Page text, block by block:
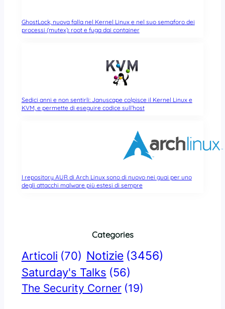
GhostLock, nuova falla nel Kernel Linux e nel suo semaforo dei
processi (mutex): root e fuga dai container
Sedici anni e non sentirli: Januscape colpisce il Kernel Linux e
KVM, e permette di eseguire codice sull’host
I repository AUR di Arch Linux sono di nuovo nei guai per uno
degli attacchi malware più estesi di sempre
Categories
Articoli (70) Notizie (3456)
Saturday's Talks (56)
The Security Corner (19)